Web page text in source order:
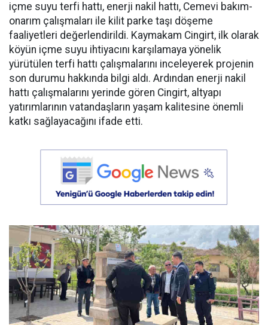
içme suyu terfi hattı, enerji nakil hattı, Cemevi bakım-
onarım çalışmaları ile kilit parke taşı döşeme
faaliyetleri değerlendirildi. Kaymakam Cingirt, ilk olarak
köyün içme suyu ihtiyacını karşılamaya yönelik
yürütülen terfi hattı çalışmalarını inceleyerek projenin
son durumu hakkında bilgi aldı. Ardından enerji nakil
hattı çalışmalarını yerinde gören Cingirt, altyapı
yatırımlarının vatandaşların yaşam kalitesine önemli
katkı sağlayacağını ifade etti.